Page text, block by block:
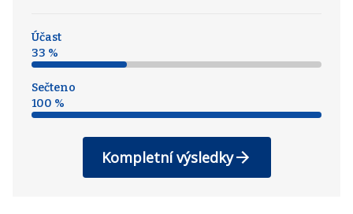
Účast
33 %
Sečteno
100 %
Kompletní výsledky